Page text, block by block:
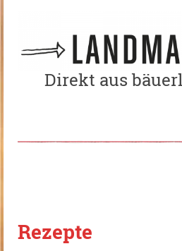
Direkt aus
Rezepte